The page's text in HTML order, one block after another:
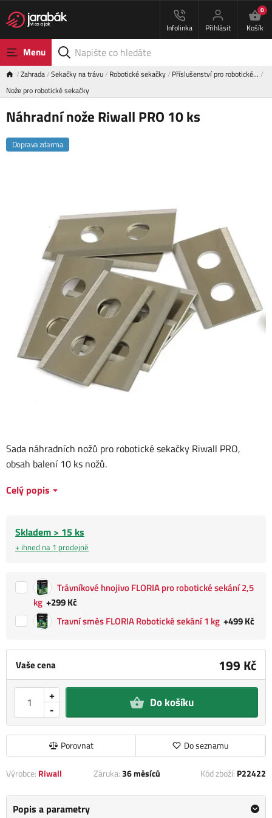
Infolinka Přihlásit
0
Košík
Menu
Zahrada Sekačky na trávu Robotické sekačky Příslušenství pro robotické…
Nože pro robotické sekačky
Náhradní nože Riwall PRO 10 ks
Doprava zdarma
Vaše cena 199 Kč
-
+ Do košíku
Porovnat Do seznamu
Sada náhradních nožů pro robotické sekačky Riwall PRO,
obsah balení 10 ks nožů.
Celý popis
Skladem > 15 ks
+ ihned na 1 prodejně
Trávníkové hnojivo FLORIA pro robotické sekání 2,5
kg +299 Kč
Travní směs FLORIA Robotické sekání 1 kg +499 Kč
Výrobce: Riwall Záruka:36 měsíců Kód zboží: P22422
Popis a parametry